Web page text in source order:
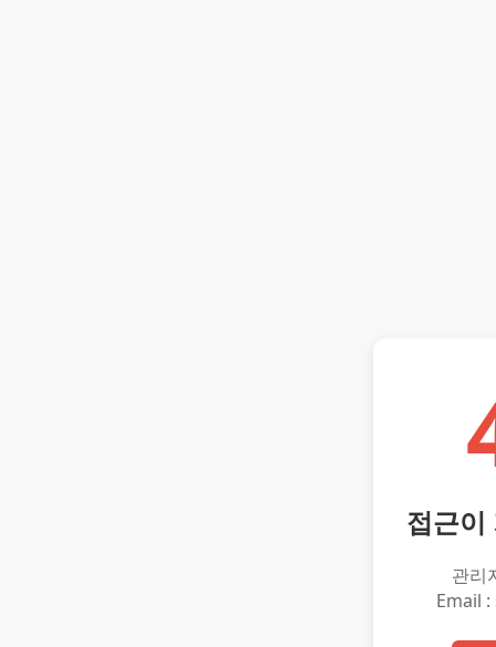
접근이
관리
Email